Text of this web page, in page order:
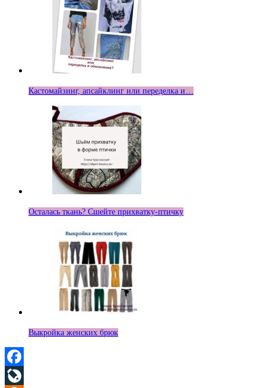
Кастомайзинг, апсайклинг или переделка и…
Осталась ткань? Сшейте прихватку-птичку
Выкройка женских брюк
Facebook